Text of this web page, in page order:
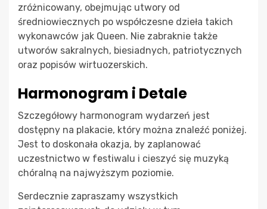
zróżnicowany, obejmując utwory od
średniowiecznych po współczesne dzieła takich
wykonawców jak Queen. Nie zabraknie także
utworów sakralnych, biesiadnych, patriotycznych
oraz popisów wirtuozerskich.
Harmonogram i Detale
Szczegółowy harmonogram wydarzeń jest
dostępny na plakacie, który można znaleźć poniżej.
Jest to doskonała okazja, by zaplanować
uczestnictwo w festiwalu i cieszyć się muzyką
chóralną na najwyższym poziomie.
Serdecznie zapraszamy wszystkich